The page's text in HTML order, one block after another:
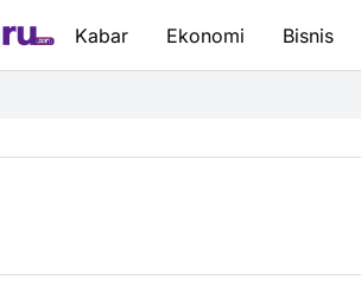
Kabar Ekonomi Bisnis